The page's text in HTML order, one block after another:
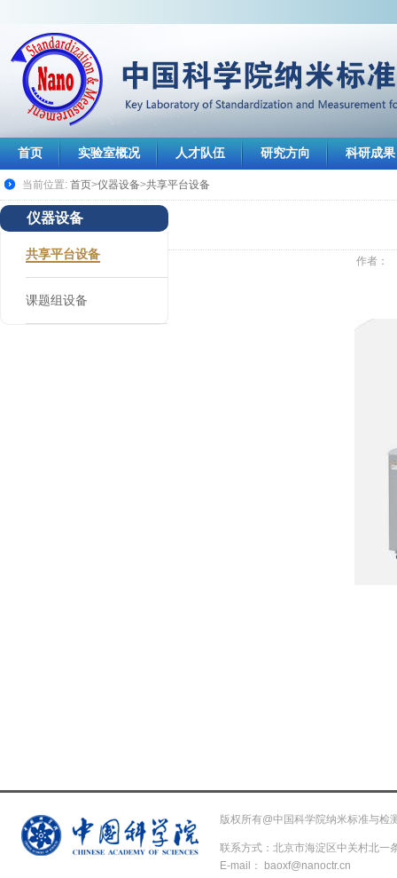
首页 实验室概况 人才队伍 研究方向 科研成果
当前位置: 首页>仪器设备>共享平台设备
仪器设备
共享平台设备
课题组设备
作者：
版权所有@中国科学院纳米标准与检
联系方式：北京市海淀区中关村北
E-mail： baoxf@nanoctr.cn